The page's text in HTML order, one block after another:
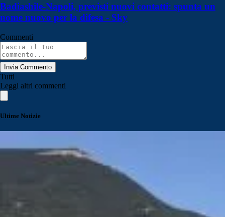
Badiashile-Napoli, previsti nuovi contatti: spunta un
nome nuovo per la difesa - Sky
Commenti
Invia Commento
Tutti
Leggi altri commenti
Ultime Notizie